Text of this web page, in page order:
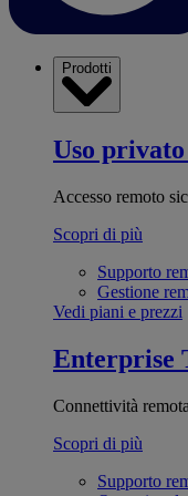
Prodotti
Uso
Accesso remoto
Scopri di più
Supporto
Gestione
Vedi piani e prezzi
Enterprise
Connettività
Scopri di più
Supporto